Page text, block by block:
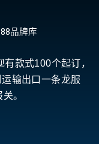
品牌库
款式100个起订，
输出口一条龙服
。